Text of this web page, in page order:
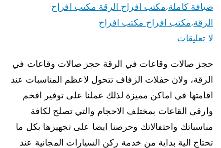
ضيافة كاملة،مكتب افراح الرقة مكتب افراح
الرقة،مكتب افراح مكتب افراح
لا تعليقات
حجز صالات وقاعات في الرقة حجز صالات وقاعات في
الرقة، ولان حفلات الزفاف تتحول لاعظم المناسبات عند
اقامتها في اماكن مميزة لذلك عملنا على توفير افخم
وارقى القاعات بمختلف الاحجام والتي تصلح لكافة
مناسباتك واحتفالاتك وحرصنا ايضا على تجهيزها بكل ما
تحتاج الية بداية من خدمة ركن السيارات المجانية عند